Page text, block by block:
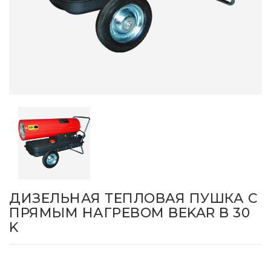
ДИЗЕЛЬНАЯ ТЕПЛОВАЯ ПУШКА С
ПРЯМЫМ НАГРЕВОМ BEKAR B 30
K